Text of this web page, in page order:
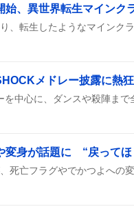
始、異世界転生マインク
メドレー披露に熱